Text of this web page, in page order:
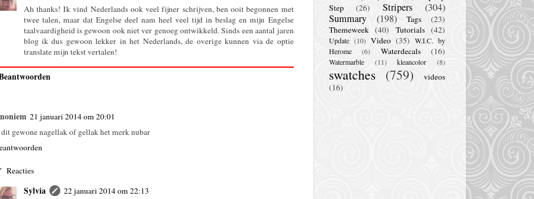
Ah thanks! Ik vind Nederlands ook veel fijner schrijven, ben ooit begonnen met
twee talen, maar dat Engelse deel nam heel veel tijd in beslag en mijn Engelse
taalvaardigheid is gewoon ook niet ver genoeg ontwikkeld. Sinds een aantal jaren
blog ik dus gewoon lekker in het Nederlands, de overige kunnen via de optie
translate mijn tekst vertalen!
21 januari 2014 om 20:01
gewone nagellak of gellak het merk nubar
Reacties
Sylvia
22 januari 2014 om 22:13
Step
(26) Stripers
(304)
Summary
(198) Tags
(23)
Themeweek (40) Tutorials (42)
Update (10) Video (35) W.I.C. by
Herome
(6) Waterdecals (16)
Watermarble (11) kleancolor (8)
swatches (759)
videos
(16)